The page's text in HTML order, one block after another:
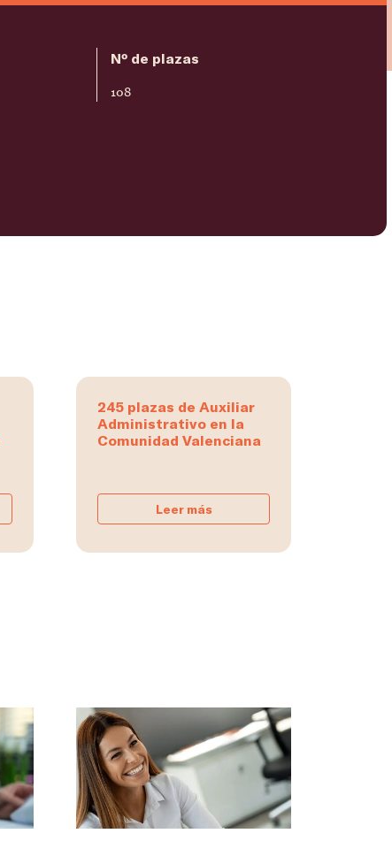
Nº de plazas
108
245 plazas de Auxiliar
Administrativo en la
Comunidad Valenciana
Leer más